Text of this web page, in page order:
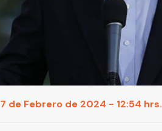
7 de Febrero de 2024 - 12:54 hrs.